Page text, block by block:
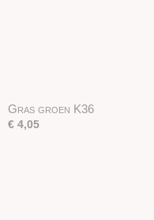
Gras groen K36
€ 4,05